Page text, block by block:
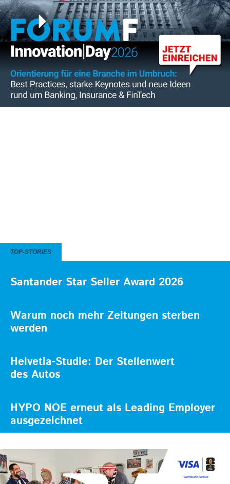
TOP-STORIES
Santander Star Seller Award 2026
Warum noch mehr Zeitungen sterben
werden
Helvetia-Studie: Der Stellenwert
des Autos
HYPO NOE erneut als Leading Employer
ausgezeichnet